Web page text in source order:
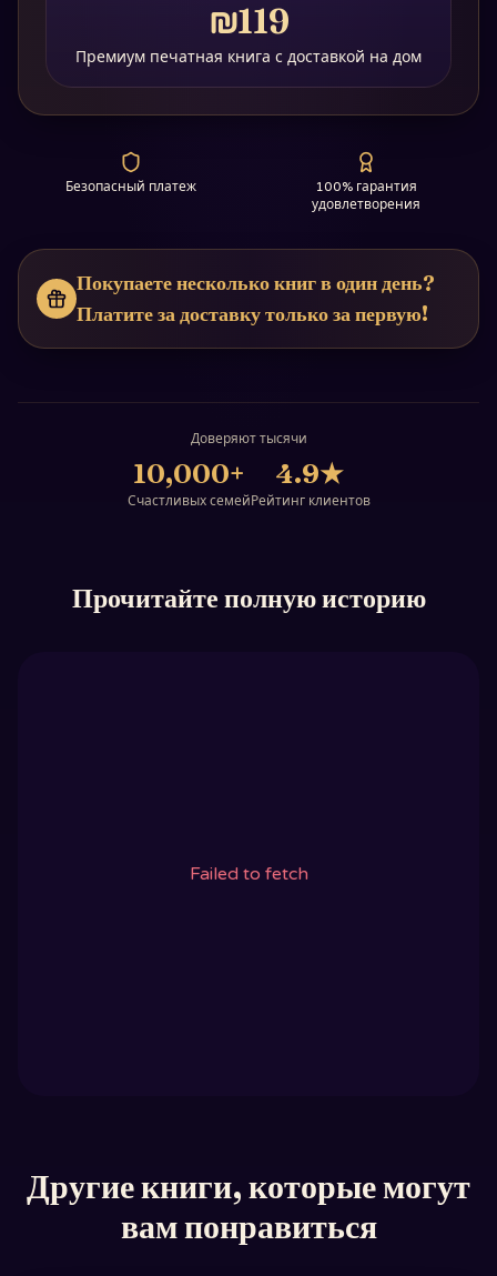
₪119
Премиум печатная книга с доставкой на дом
Безопасный платеж
100% гарантия
удовлетворения
Покупаете несколько книг в один день?
Платите за доставку только за первую!
Доверяют тысячи
10,000+
Счастливых семей
4.9★
Рейтинг клиентов
Прочитайте полную историю
Failed to fetch
Другие книги, которые могут
вам понравиться